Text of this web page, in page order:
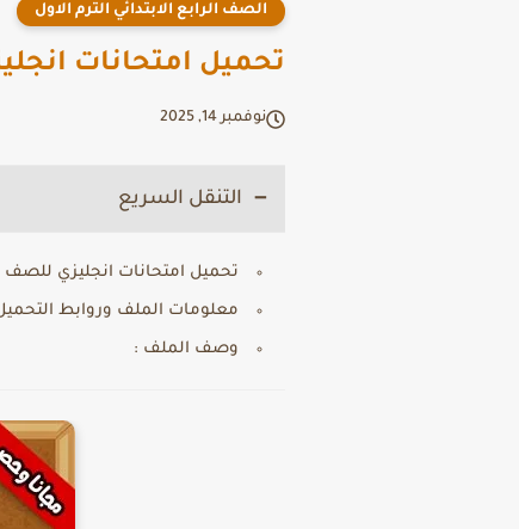
الصف الرابع الابتدائي الترم الاول
تحميل امتحانات
نوفمبر 14, 2025
التنقل السريع
تحميل امتحانات انجليزي للصف
معلومات الملف وروابط
وصف الملف :